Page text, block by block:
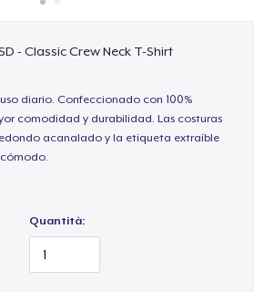
- Classic Crew Neck T-Shirt
diario. Confeccionado con 100%
comodidad y durabilidad. Las costuras
acanalado y la etiqueta extraíble
Quantità: